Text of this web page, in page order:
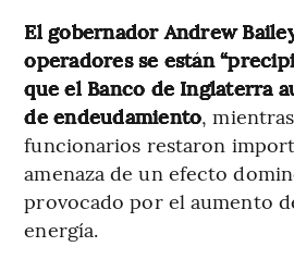
El gobernador Andrew
operadores se están
que el Banco de Inglaterra
de endeudamiento,
funcionarios restaron
amenaza de un efecto
provocado por el aumento
energía.